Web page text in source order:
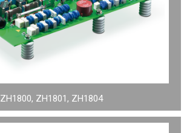
ZH1800, ZH1801, ZH1804